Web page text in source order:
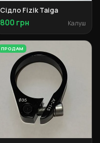
Сідло Fizik Taiga
800 грн Калуш
ПРОДАМ